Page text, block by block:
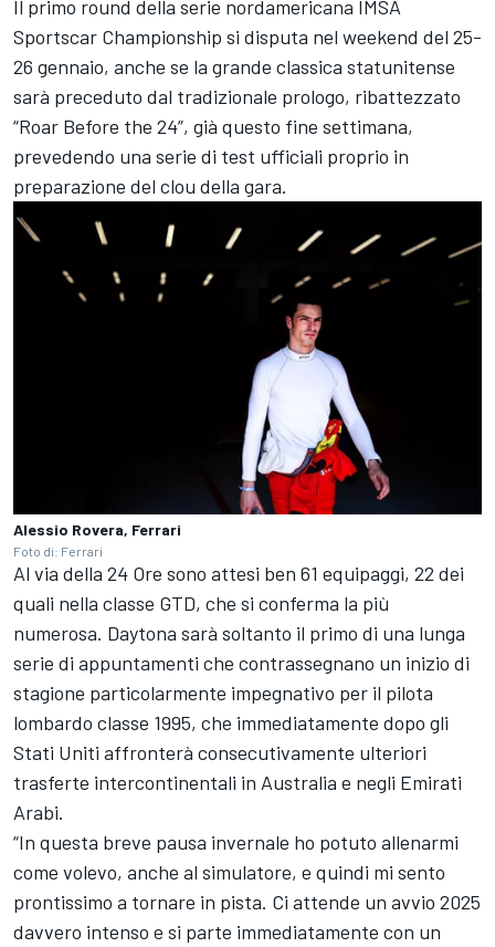
Il primo round della serie nordamericana IMSA
Sportscar Championship si disputa nel weekend del 25-
26 gennaio, anche se la grande classica statunitense
sarà preceduto dal tradizionale prologo, ribattezzato
“Roar Before the 24”, già questo fine settimana,
prevedendo una serie di test ufficiali proprio in
preparazione del clou della gara.
Alessio Rovera, Ferrari
Foto di: Ferrari
Al via della 24 Ore sono attesi ben 61 equipaggi, 22 dei
quali nella classe GTD, che si conferma la più
numerosa. Daytona sarà soltanto il primo di una lunga
serie di appuntamenti che contrassegnano un inizio di
stagione particolarmente impegnativo per il pilota
lombardo classe 1995, che immediatamente dopo gli
Stati Uniti affronterà consecutivamente ulteriori
trasferte intercontinentali in Australia e negli Emirati
Arabi.
“In questa breve pausa invernale ho potuto allenarmi
come volevo, anche al simulatore, e quindi mi sento
prontissimo a tornare in pista. Ci attende un avvio 2025
davvero intenso e si parte immediatamente con un